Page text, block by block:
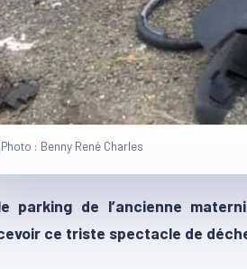
Photo : Benny René Charles
parking de l’ancienne
ce triste spectacle de